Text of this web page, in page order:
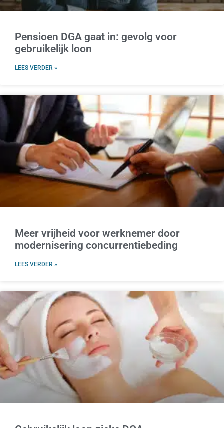
Pensioen DGA gaat in: gevolg voor
gebruikelijk loon
LEES VERDER »
Meer vrijheid voor werknemer door
modernisering concurrentiebeding
LEES VERDER »